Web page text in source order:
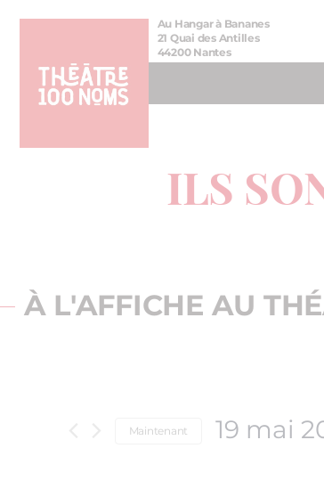
Aller
Aller au
Au Hangar à Bananes
21 Quai des Antilles
44200 Nantes
ILS
À L'AFFICHE AU
Maintenant 19 mai